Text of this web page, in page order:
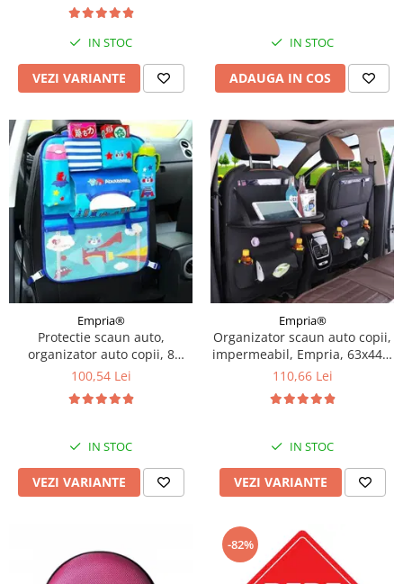
IN STOC
VEZI VARIANTE
IN STOC
ADAUGA IN COS
Empria®
Protectie scaun auto,
organizator auto copii, 8
buzunare, Empria, 54x43 cm,
100,54 Lei
IN STOC
VEZI VARIANTE
Empria®
Organizator scaun auto copii,
impermeabil, Empria, 63x44.5
cm, Diverse culori
110,66 Lei
IN STOC
VEZI VARIANTE
-82%